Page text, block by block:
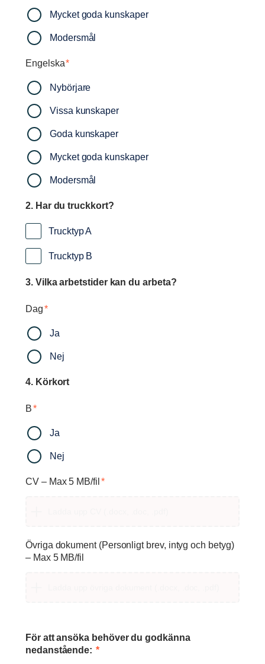
Mycket goda kunskaper
Modersmål
Engelska*
Nybörjare
Vissa kunskaper
Goda kunskaper
Mycket goda kunskaper
Modersmål
2. Har du truckkort?
Trucktyp A
Trucktyp B
3. Vilka arbetstider kan du arbeta?
Dag*
Ja
Nej
4. Körkort
B*
Ja
Nej
CV – Max 5 MB/fil *
Övriga dokument (Personligt brev, intyg och betyg)
– Max 5 MB/fil
För att ansöka behöver du godkänna
nedanstående: *